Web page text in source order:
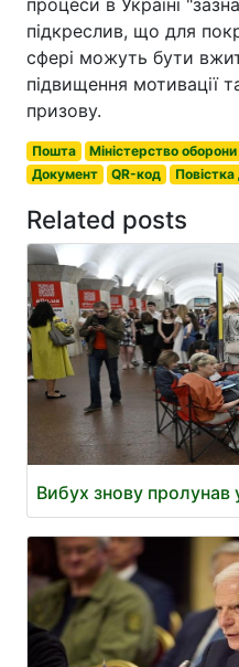
підкреслив, що для
сфері можуть бути
підвищення мотивації
призову.
Пошта Міністерство
Документ
QR-код
Related posts
Вибух знову пролунав